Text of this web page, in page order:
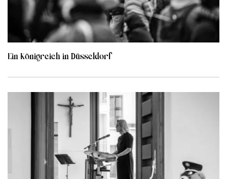
Ein Königreich in Düsseldorf